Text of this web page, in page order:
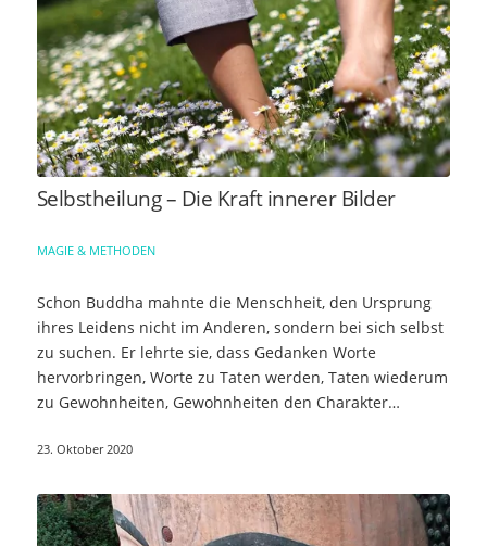
Selbstheilung – Die Kraft innerer Bilder
MAGIE & METHODEN
Schon Buddha mahnte die Menschheit, den Ursprung
ihres Leidens nicht im Anderen, sondern bei sich selbst
zu suchen. Er lehrte sie, dass Gedanken Worte
hervorbringen, Worte zu Taten werden, Taten wiederum
zu Gewohnheiten, Gewohnheiten den Charakter…
23. Oktober 2020